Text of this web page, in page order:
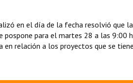
en el día de la fecha resolvió que
para el martes 28 a las 9:00
relación a los proyectos que se